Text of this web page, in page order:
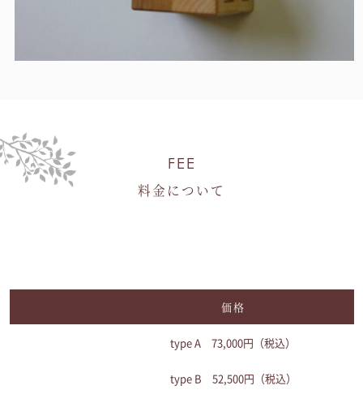
FEE
料金について
価格
type A 73,000円（税込）
type B 52,500円（税込）